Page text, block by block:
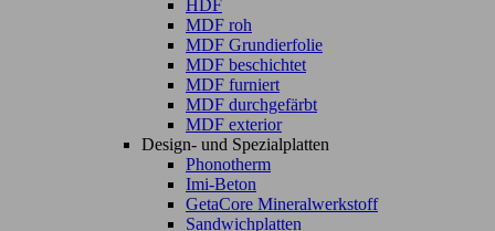
HDF
MDF roh
MDF Grundierfolie
MDF beschichtet
MDF furniert
MDF durchgefärbt
MDF exterior
Design- und Spezialplatten
Phonotherm
Imi-Beton
GetaCore Mineralwerkstoff
Sandwichplatten